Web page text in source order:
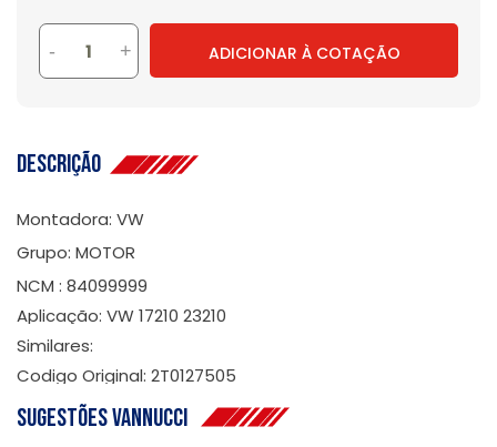
- + ADICIONAR À COTAÇÃO
Descrição
Montadora: VW
Grupo: MOTOR
NCM : 84099999
Aplicação: VW 17210 23210
Similares:
Codigo Original: 2T0127505
Sugestões Vannucci